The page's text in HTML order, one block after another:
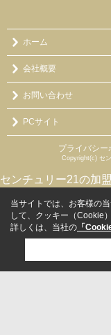
ホーム
会社概要
お問い合わせ
PCサイト
プライバシー
Copyright(c) セ
センチュリー21の加
当サイトでは、お客様の
して、クッキー（Cookie
詳しくは、当社の 「